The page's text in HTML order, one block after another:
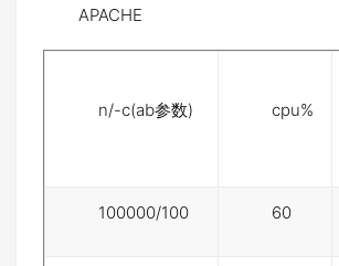
APACHE
n/-c(ab参数) cpu%
100000/100 60